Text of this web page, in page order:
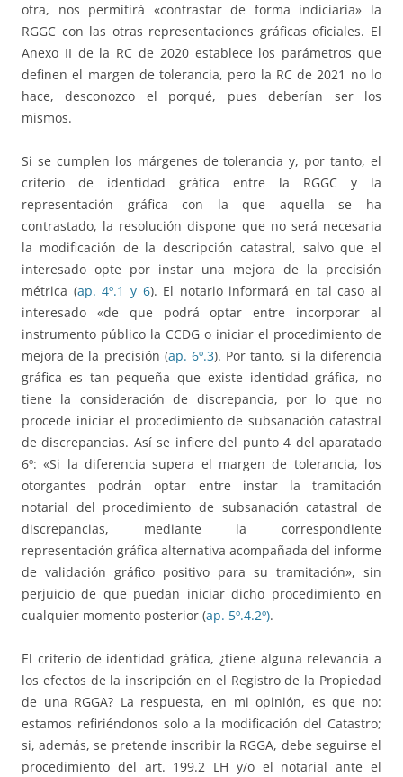
otra, nos permitirá «contrastar de forma indiciaria» la
RGGC con las otras representaciones gráficas oficiales. El
Anexo II de la RC de 2020 establece los parámetros que
definen el margen de tolerancia, pero la RC de 2021 no lo
hace, desconozco el porqué, pues deberían ser los
mismos.
Si se cumplen los márgenes de tolerancia y, por tanto, el
criterio de identidad gráfica entre la RGGC y la
representación gráfica con la que aquella se ha
contrastado, la resolución dispone que no será necesaria
la modificación de la descripción catastral, salvo que el
interesado opte por instar una mejora de la precisión
métrica (ap. 4º.1 y 6). El notario informará en tal caso al
interesado «de que podrá optar entre incorporar al
instrumento público la CCDG o iniciar el procedimiento de
mejora de la precisión (ap. 6º.3). Por tanto, si la diferencia
gráfica es tan pequeña que existe identidad gráfica, no
tiene la consideración de discrepancia, por lo que no
procede iniciar el procedimiento de subsanación catastral
de discrepancias. Así se infiere del punto 4 del aparatado
6º: «Si la diferencia supera el margen de tolerancia, los
otorgantes podrán optar entre instar la tramitación
notarial del procedimiento de subsanación catastral de
discrepancias, mediante la correspondiente
representación gráfica alternativa acompañada del informe
de validación gráfico positivo para su tramitación», sin
perjuicio de que puedan iniciar dicho procedimiento en
cualquier momento posterior (ap. 5º.4.2º).
El criterio de identidad gráfica, ¿tiene alguna relevancia a
los efectos de la inscripción en el Registro de la Propiedad
de una RGGA? La respuesta, en mi opinión, es que no:
estamos refiriéndonos solo a la modificación del Catastro;
si, además, se pretende inscribir la RGGA, debe seguirse el
procedimiento del art. 199.2 LH y/o el notarial ante el